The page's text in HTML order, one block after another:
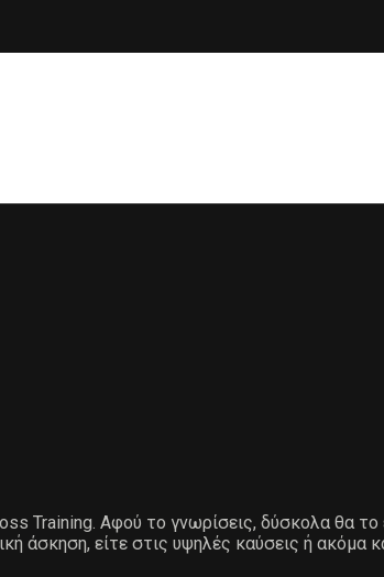
Training. Αφού το γνωρίσεις, δύσκολα θα
άσκηση, είτε στις υψηλές καύσεις ή